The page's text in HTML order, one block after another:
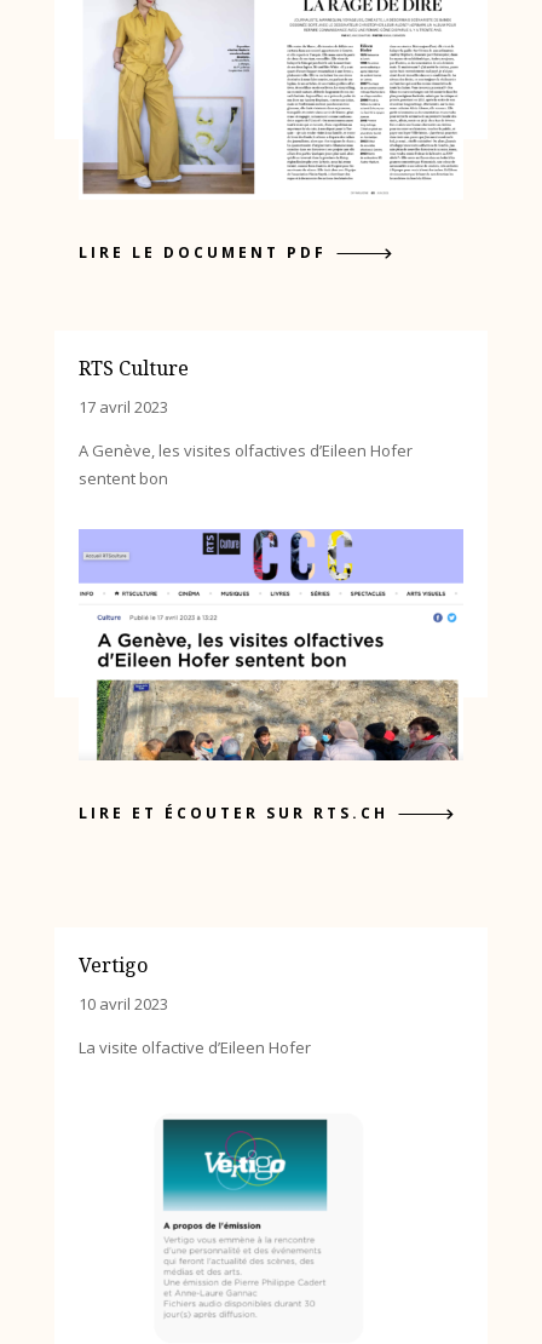
LIRE LE DOCUMENT PDF
RTS Culture
17 avril 2023
A Genève, les visites olfactives d’Eileen Hofer
sentent bon
LIRE ET ÉCOUTER SUR RTS.CH
Vertigo
10 avril 2023
La visite olfactive d’Eileen Hofer